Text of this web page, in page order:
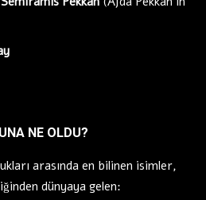
NE OLDU?
arasında en bilinen isimler,
dünyaya gelen: